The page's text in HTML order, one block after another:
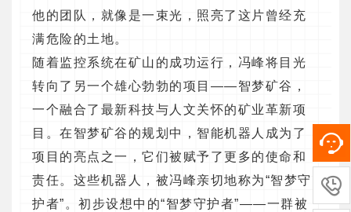
他的团队，就像是一束光，照亮了这片曾经充
满危险的土地。
随着监控系统在矿山的成功运行，冯峰将目光
转向了另一个雄心勃勃的项目——智梦矿谷，
一个融合了最新科技与人文关怀的矿业革新项
目。在智梦矿谷的规划中，智能机器人成为了
项目的亮点之一，它们被赋予了更多的使命和
责任。这些机器人，被冯峰亲切地称为“智梦守
护者”。初步设想中的“智梦守护者”——一群被
